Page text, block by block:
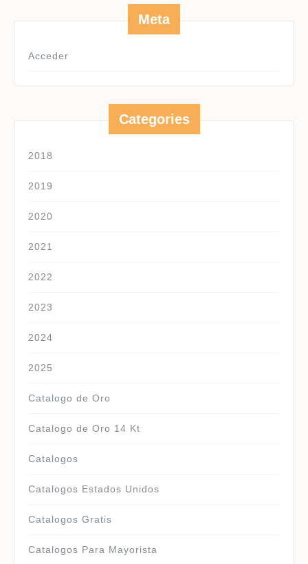
Meta
Acceder
Categories
2018
2019
2020
2021
2022
2023
2024
2025
Catalogo de Oro
Catalogo de Oro 14 Kt
Catalogos
Catalogos Estados Unidos
Catalogos Gratis
Catalogos Para Mayorista